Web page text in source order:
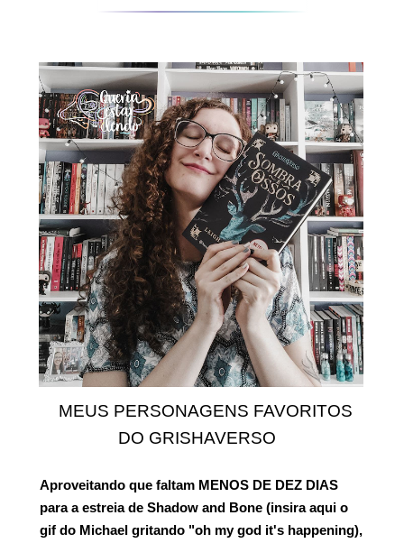
MEUS PERSONAGENS FAVORITOS
DO GRISHAVERSO
Aproveitando que faltam MENOS DE DEZ DIAS
para a estreia de Shadow and Bone (insira aqui o
gif do Michael gritando "oh my god it's happening),